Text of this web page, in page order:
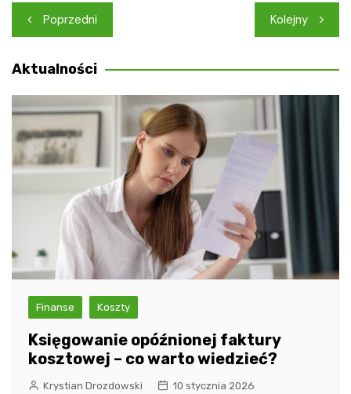
Nawigacja
wpisu
Poprzedni Kolejny
Aktualności
Finanse Koszty
Księgowanie opóźnionej faktury
kosztowej – co warto wiedzieć?
Krystian Drozdowski 10 stycznia 2026